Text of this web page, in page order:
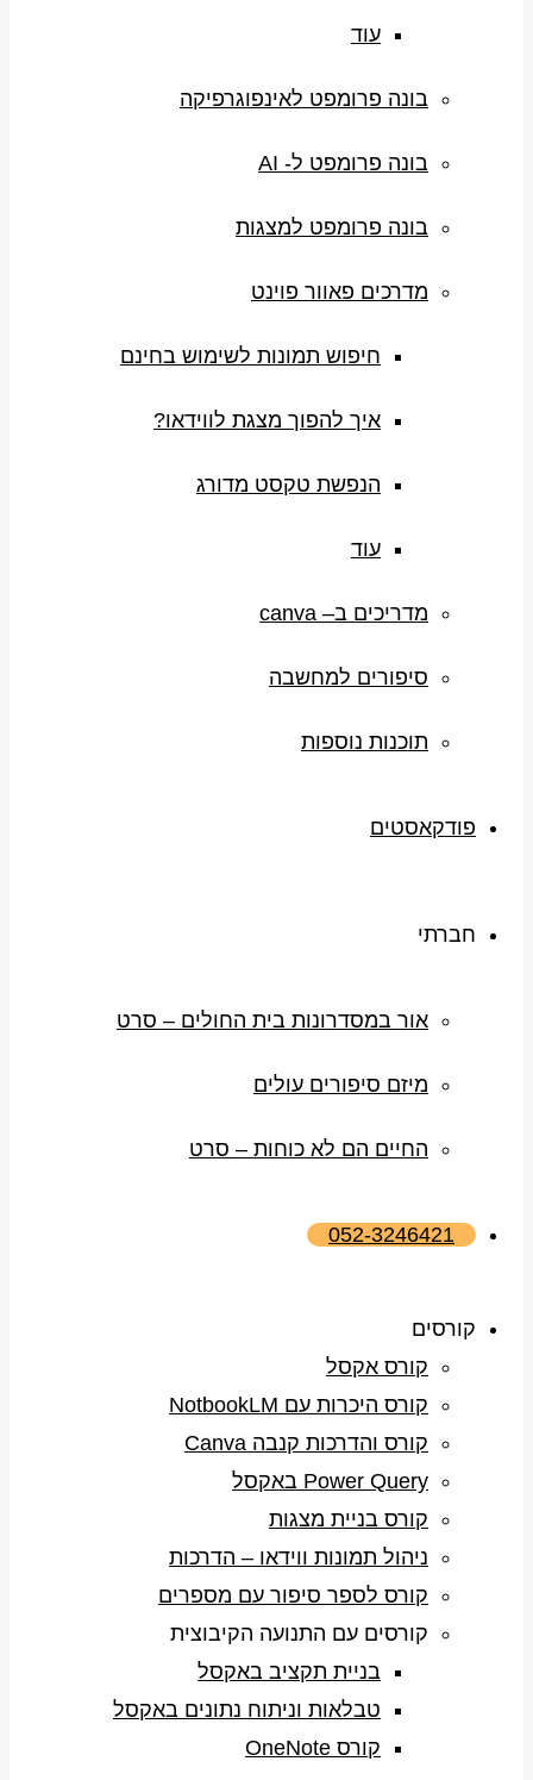
עוד
בונה פרומפט לאינפוגרפיקה
בונה פרומפט ל- AI
בונה פרומפט למצגות
מדרכים פאוור פוינט
חיפוש תמונות לשימוש בחינם
איך להפוך מצגת לווידאו?
הנפשת טקסט מדורג
עוד
מדריכים ב– canva
סיפורים למחשבה
תוכנות נוספות
פודקאסטים
חברתי
אור במסדרונות בית החולים – סרט
מיזם סיפורים עולים
החיים הם לא כוחות – סרט
052-3246421
קורסים
קורס אקסל
קורס היכרות עם NotbookLM
קורס והדרכות קנבה Canva
Power Query באקסל
קורס בניית מצגות
ניהול תמונות ווידאו – הדרכות
קורס לספר סיפור עם מספרים
קורסים עם התנועה הקיבוצית
בניית תקציב באקסל
טבלאות וניתוח נתונים באקסל
קורס OneNote